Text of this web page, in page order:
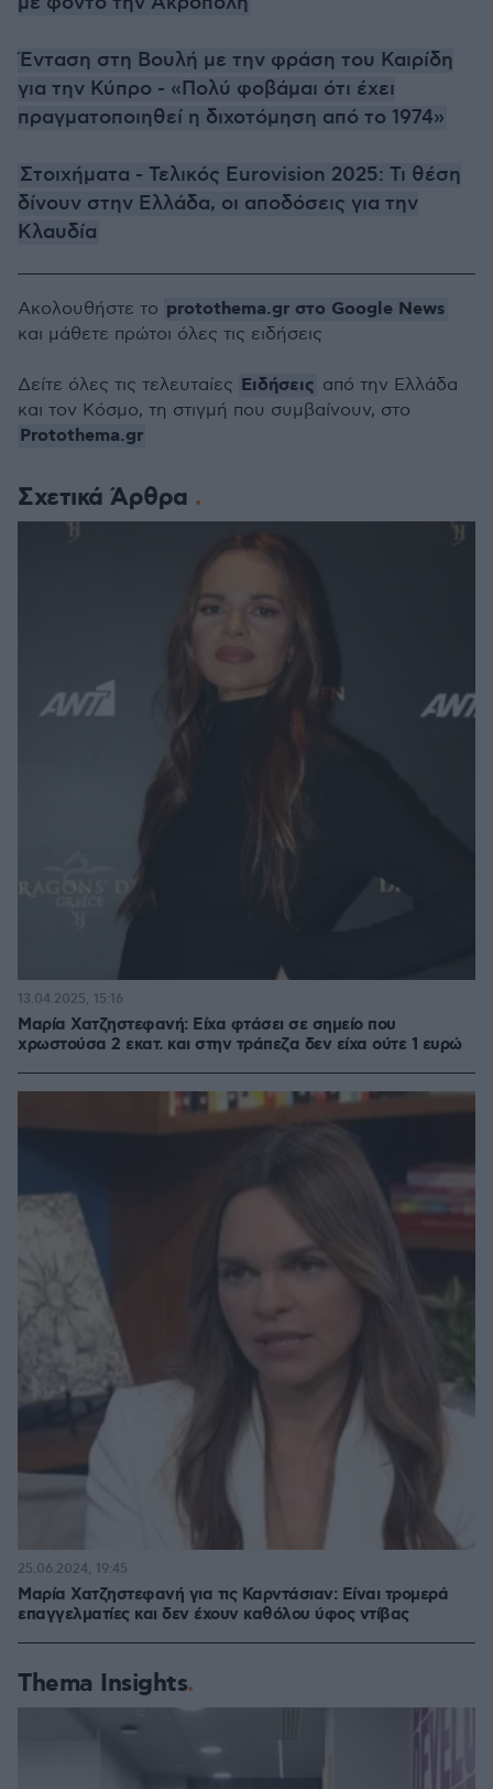
Ένταση στη Βουλή με την φράση του Καιρίδη
για την Κύπρο - «Πολύ φοβάμαι ότι έχει
πραγματοποιηθεί η διχοτόμηση από το 1974»
Στοιχήματα - Τελικός Eurovision 2025: Τι θέση
δίνουν στην Ελλάδα, οι αποδόσεις για την
Κλαυδία
Σχετικά Άρθρα
Μαρία Χατζηστεφανή: Είχα φτάσει σε σημείο που
χρωστούσα 2 εκατ. και στην τράπεζα δεν είχα ούτε 1 ευρώ
13.04.2025, 15:16
Μαρία Χατζηστεφανή για τις Καρντάσιαν: Είναι τρομερά
επαγγελματίες και δεν έχουν καθόλου ύφος ντίβας
25.06.2024, 19:45
Thema Insights
Ακολουθήστε το protothema.gr στο Google News
και μάθετε πρώτοι όλες τις ειδήσεις
Δείτε όλες τις τελευταίες Ειδήσεις από την Ελλάδα
και τον Κόσμο, τη στιγμή που συμβαίνουν, στο
Protothema.gr